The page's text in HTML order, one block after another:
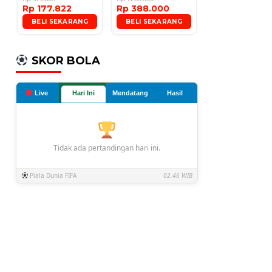
Rp 177.822
BELI SEKARANG
Microphone
Rp 388.000
BELI SEKARANG
SKOR BOLA
Live Hari Ini Mendatang Hasil
Tidak ada pertandingan hari ini.
Piala Dunia FIFA 02.46 WIB